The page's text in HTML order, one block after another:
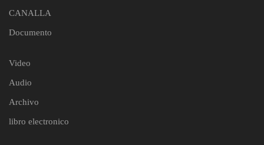
CANALLA
Documento
Video
Audio
Archivo
libro electronico